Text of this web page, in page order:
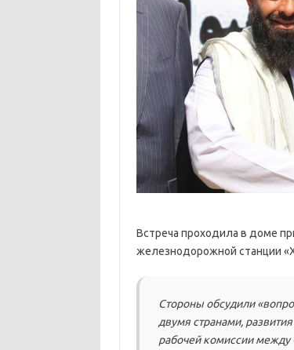
Встреча проходила в доме
железнодорожной станции
Стороны обсудили
двумя странами,
рабочей комиссии между